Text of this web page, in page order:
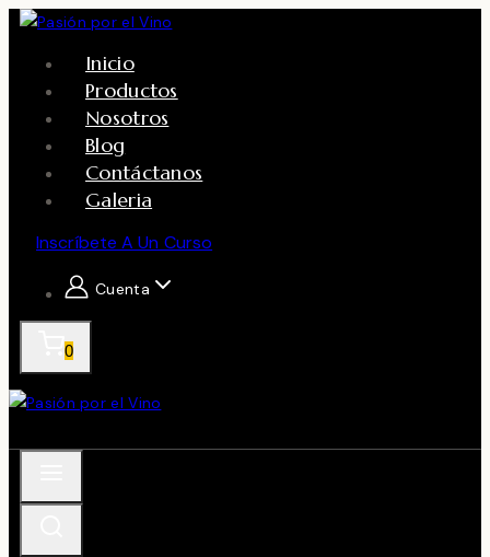
Skip
content
Inicio
Productos
Nosotros
Blog
Contáctanos
Galeria
Inscríbete A Un Curso
Cuenta
0